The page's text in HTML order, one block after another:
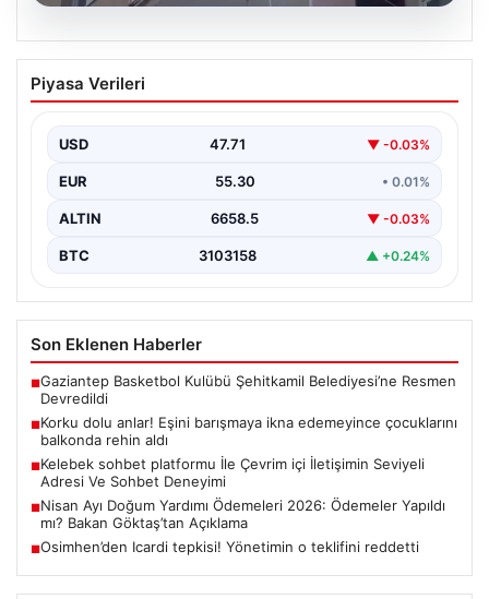
08.08.2026
Korku dolu anlar! Eşini barışmaya ikna
edemeyince çocuklarını balkonda rehin
Piyasa Verileri
USD 47.71 ▼ -0.03%
EUR 55.30 • 0.01%
ALTIN 6658.5 ▼ -0.03%
BTC 3103158 ▲ +0.24%
Son Eklenen Haberler
■Gaziantep Basketbol Kulübü Şehitkamil Belediyesi’ne Resmen
Devredildi
■Korku dolu anlar! Eşini barışmaya ikna edemeyince çocuklarını
balkonda rehin aldı
■Kelebek sohbet platformu İle Çevrim içi İletişimin Seviyeli
Adresi Ve Sohbet Deneyimi
■Nisan Ayı Doğum Yardımı Ödemeleri 2026: Ödemeler Yapıldı
mı? Bakan Göktaş’tan Açıklama
■Osimhen’den Icardi tepkisi! Yönetimin o teklifini reddetti